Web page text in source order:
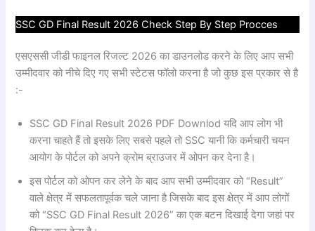
SSC GD Final Result 2026 Check Step By Step Procces
एसएससी जीडी फाइनल रिजल्ट 2026 का डाउनलोड करने के लिए आप सभी
उम्मीदवार को नीचे दिए गए सभी स्टेटस फॉलो करना है जो कुछ इस प्रकार से है
:-
SSC GD Final Result 2026 PDF Downlod यदि आप लोग भी
करना चाहते हैं तो इसके लिए सबसे पहले तो SSC यानी कि कर्मचारी चयन
आयोग के पोर्टल को अपने क्रोम ब्राउजर में ओपन कर देना है।
इस पोर्टल को ओपन कर लेने के बाद आप सभी उम्मीदवार को “Result”
वाले क्षेत्र में सफलतापूर्वक चले जाना है जिसके बाद इस क्षेत्र में आप लोगों
को “SSC GD Final Result 2026” का एक बटन दिखाई देगा जहां पर